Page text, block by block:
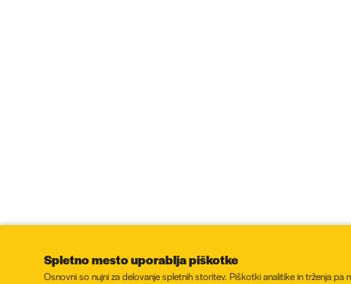
Spletno mesto uporablja piškotke
Osnovni so nujni za delovanje spletnih storitev. Piškotki analitike in trženja pa